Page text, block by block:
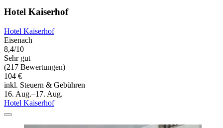
Hotel Kaiserhof
Hotel Kaiserhof
Eisenach
8,4/10
Sehr gut
(217 Bewertungen)
104 €
inkl. Steuern & Gebühren
16. Aug.–17. Aug.
Hotel Kaiserhof